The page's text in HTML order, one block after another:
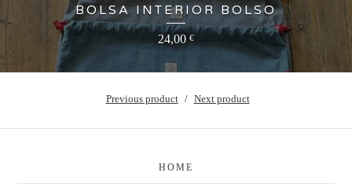
BOLSA INTERIOR BOLSO
24,00 €
Previous product Next product
HOME